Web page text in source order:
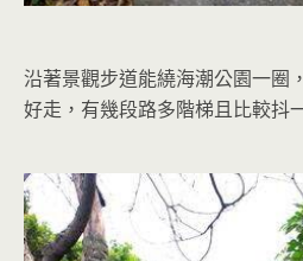
沿著景觀步道能繞海潮公園一圈
好走，有幾段路多階梯且比較抖